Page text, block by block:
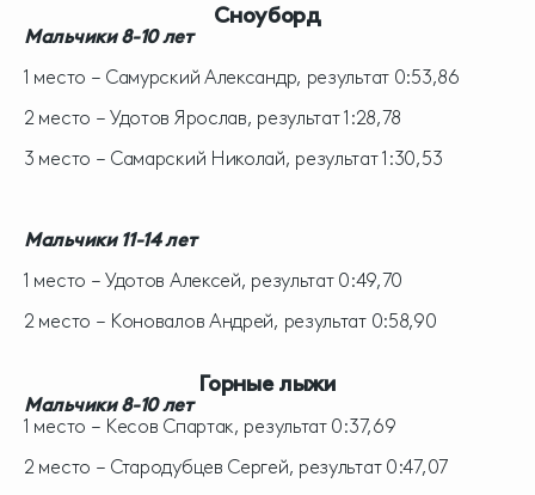
Сноуборд
Мальчики 8-10 лет
1 место – Самурский Александр, результат 0:53,86
2 место – Удотов Ярослав, результат 1:28,78
3 место – Самарский Николай, результат 1:30,53
Мальчики 11-14 лет
1 место – Удотов Алексей, результат 0:49,70
2 место – Коновалов Андрей, результат 0:58,90
Горные лыжи
Мальчики 8-10 лет
1 место – Кесов Спартак, результат 0:37,69
2 место – Стародубцев Сергей, результат 0:47,07